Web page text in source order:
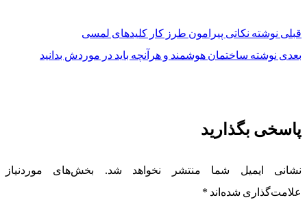
قبلی نوشته نکاتی پیرامون طرز کار کلیدهای لمسی
بعدی نوشته ساختمان هوشمند و هرآنچه باید در موردش بدانید
پاسخی بگذارید
نشانی ایمیل شما منتشر نخواهد شد.
بخش‌های موردنیاز
علامت‌گذاری شده‌اند *